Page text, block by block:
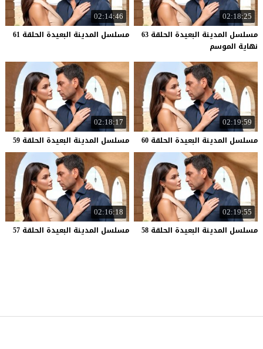
02:18:25
مسلسل المدينة البعيدة الحلقة 63
نهاية الموسم
02:14:46
مسلسل المدينة البعيدة الحلقة 61
02:19:59
مسلسل المدينة البعيدة الحلقة 60
02:18:17
مسلسل المدينة البعيدة الحلقة 59
02:19:55
مسلسل المدينة البعيدة الحلقة 58
02:16:18
مسلسل المدينة البعيدة الحلقة 57